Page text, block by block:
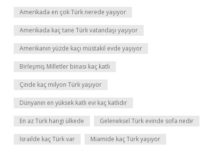
Amerikada en çok Türk nerede yaşıyor
Amerikada kaç tane Türk vatandaşı yaşıyor
Amerikanın yüzde kaçı müstakil evde yaşıyor
Birleşmiş Milletler binası kaç katlı
Çinde kaç milyon Türk yaşıyor
Dünyanın en yüksek katlı evi kaç katlıdır
En az Türk hangi ülkede Geleneksel Türk evinde sofa nedir
İsrailde kaç Türk var Miamide kaç Türk yaşıyor